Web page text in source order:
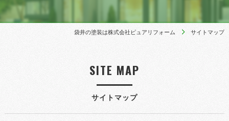
袋井の塗装は株式会社ピュアリフォーム サイトマップ
サイトマップ
SITE MAP